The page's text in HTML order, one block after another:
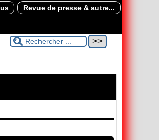
Revue de presse & autre...